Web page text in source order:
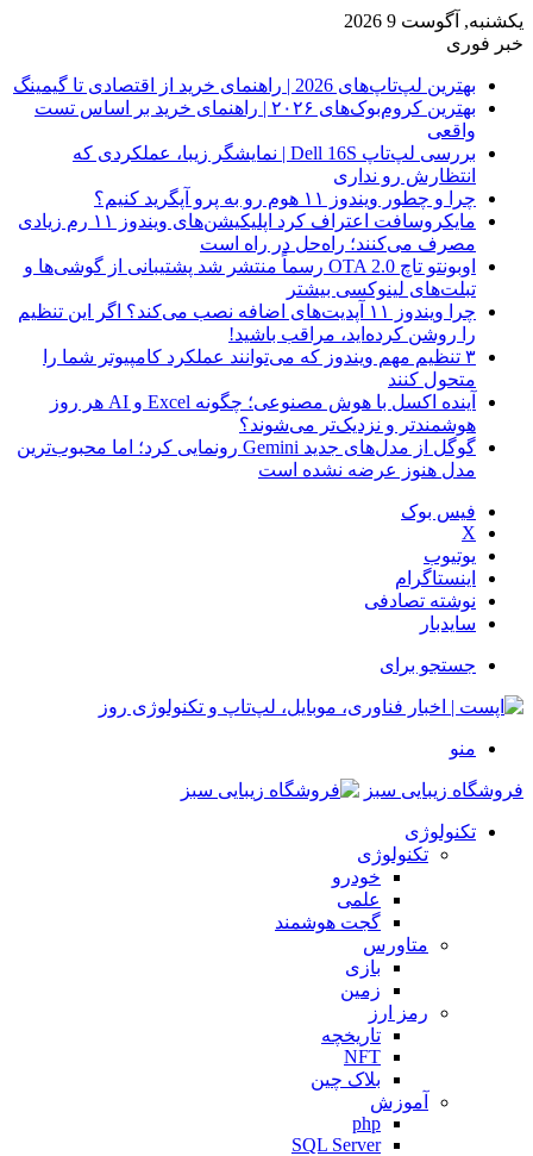
یکشنبه, آگوست 9 2026
خبر فوری
بهترین لپ‌تاپ‌های 2026 | راهنمای خرید از اقتصادی تا گیمینگ
بهترین کروم‌بوک‌های ۲۰۲۶ | راهنمای خرید بر اساس تست
واقعی
بررسی لپ‌تاپ Dell 16S | نمایشگر زیبا، عملکردی که
انتظارش رو نداری
چرا و چطور ویندوز ۱۱ هوم رو به پرو آپگرید کنیم؟
مایکروسافت اعتراف کرد اپلیکیشن‌های ویندوز ۱۱ رم زیادی
مصرف می‌کنند؛ راه‌حل در راه است
اوبونتو تاچ OTA 2.0 رسماً منتشر شد پشتیبانی از گوشی‌ها و
تبلت‌های لینوکسی بیشتر
چرا ویندوز ۱۱ آپدیت‌های اضافه نصب می‌کند؟ اگر این تنظیم
را روشن کرده‌اید، مراقب باشید!
۳ تنظیم مهم ویندوز که می‌توانند عملکرد کامپیوتر شما را
متحول کنند
آینده اکسل با هوش مصنوعی؛ چگونه Excel و AI هر روز
هوشمندتر و نزدیک‌تر می‌شوند؟
گوگل از مدل‌های جدید Gemini رونمایی کرد؛ اما محبوب‌ترین
مدل هنوز عرضه نشده است
فیس بوک
X
یوتیوب
اینستاگرام
نوشته تصادفی
سایدبار
جستجو برای
منو
فروشگاه زیبایی سبز
تکنولوژی
تکنولوژی
خودرو
علمی
گجت هوشمند
متاورس
بازی
زمین
رمز ارز
تاریخچه
NFT
بلاک چین
آموزش
php
SQL Server